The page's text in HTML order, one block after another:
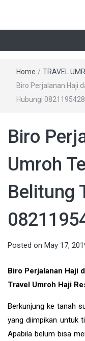
Home / TRAVEL
Biro Perjalanan Haji
Hubungi
Biro
Umroh
Belitung
Posted on May 17,
Biro Perjalanan Haji
Travel Umroh Haji
Berkunjung ke tanah
yang diimpikan untuk
Apabila belum bisa